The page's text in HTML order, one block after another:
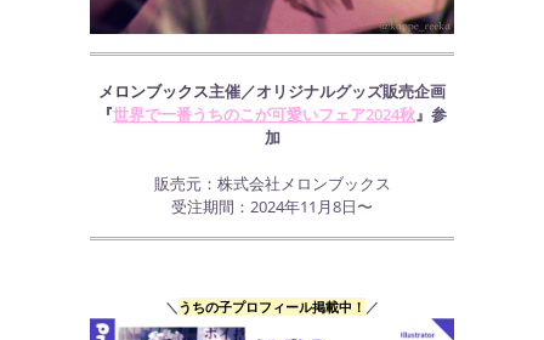
メロンブックス主催／オリジナルグッズ販売企画
『世界で一番うちのこが可愛いフェア2024秋』参
加
販売元：株式会社メロンブックス
受注期間：2024年11月8日〜
＼ うちの子プロフィール掲載中！ ／